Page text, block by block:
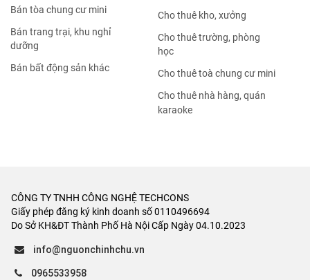
Bán tòa chung cư mini
Bán trang trại, khu nghỉ
dưỡng
Bán bất động sản khác
Cho thuê kho, xưởng
Cho thuê trường, phòng
học
Cho thuê toà chung cư mini
Cho thuê nhà hàng, quán
karaoke
CÔNG TY TNHH CÔNG NGHỆ TECHCONS
Giấy phép đăng ký kinh doanh số 0110496694
Do Sở KH&ĐT Thành Phố Hà Nội Cấp Ngày 04.10.2023
info@nguonchinhchu.vn
0965533958